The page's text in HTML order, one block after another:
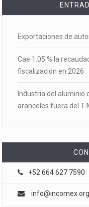
Exportaciones de
Cae 1.05 % la
fiscalización en 2026
Industria del aluminio
aranceles fuera del T-
+52 664 627 7590